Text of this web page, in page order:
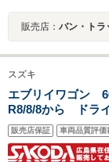
販売店： バン・ト
スズキ
エブリイワゴン
R8/8/8から ドラ
ーディオ バック
キングセンサー
ー オートライト
販売店保証 車両品質評価